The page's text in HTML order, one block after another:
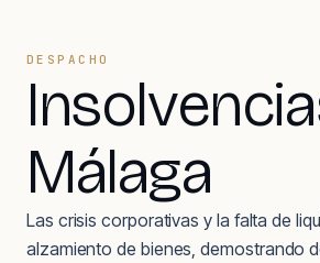
DESPACHO
Málaga
Las crisis corporativas y la falta de
alzamiento de bienes, demostrando